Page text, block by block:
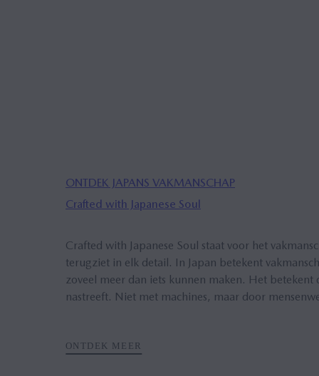
ONTDEK JAPANS VAKMANSCHAP
Crafted with Japanese Soul
Crafted with Japanese Soul staat voor het
terugziet in elk detail. In Japan betekent
zoveel meer dan iets kunnen maken. Het betekent
nastreeft. Niet met machines, maar door
ONTDEK MEER